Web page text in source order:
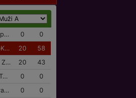
1.FBK Sršni Rožnov p/R 1.FBK Sršni Rožnov p/R 0
0
FbK Horní Suchá FbK Horní Suchá 20
58
FBC ZŠ Uničov FBC ZŠ Uničov 20
43
FBC AGA24 Český Těšín FBC AGA24 Český Těšín 0
0
FBC Hranice FBC Hranice 0
0